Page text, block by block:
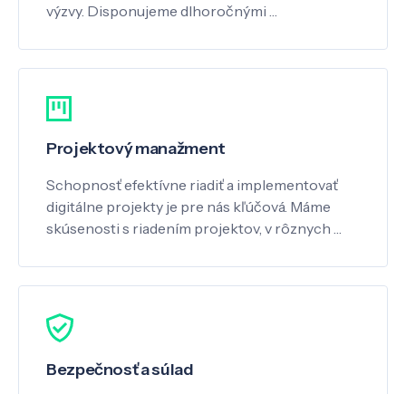
výzvy. Disponujeme dlhoročnými …
Projektový manažment
Schopnosť efektívne riadiť a implementovať
digitálne projekty je pre nás kľúčová. Máme
skúsenosti s riadením projektov, v rôznych …
Bezpečnosť a súlad